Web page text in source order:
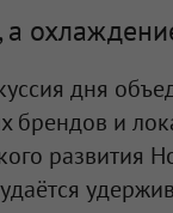
а
дня
брендов и
развития